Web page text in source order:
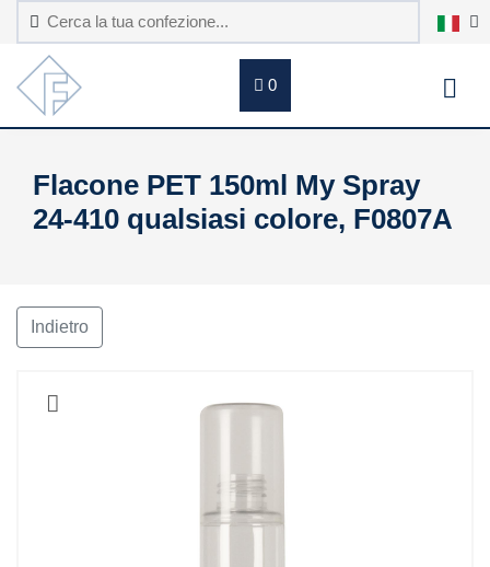
0
Flacone PET 150ml My Spray
24-410 qualsiasi colore, F0807A
Indietro